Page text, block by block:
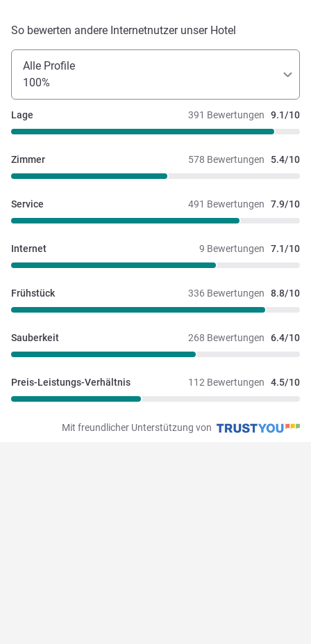
So bewerten andere Internetnutzer unser Hotel
Alle Profile
100%
391 Bewertungen 9.1/10
Lage
578 Bewertungen 5.4/10
Zimmer
491 Bewertungen 7.9/10
Service
9 Bewertungen 7.1/10
Internet
336 Bewertungen 8.8/10
Frühstück
268 Bewertungen 6.4/10
Sauberkeit
112 Bewertungen 4.5/10
Preis-Leistungs-Verhältnis
Mit freundlicher Unterstützung von